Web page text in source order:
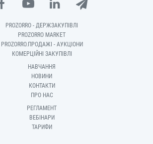
PROZORRO - ДЕРЖЗАКУПІВЛІ
PROZORRO MARKET
PROZORRO.ПРОДАЖІ - АУКЦІОНИ
КОМЕРЦІЙНІ ЗАКУПІВЛІ
НАВЧАННЯ
НОВИНИ
КОНТАКТИ
ПРО НАС
РЕГЛАМЕНТ
ВЕБІНАРИ
ТАРИФИ